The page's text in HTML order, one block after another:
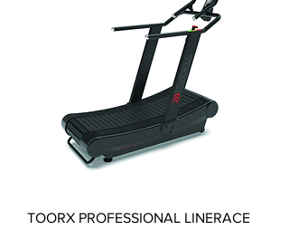
TOORX PROFESSIONAL LINERACE